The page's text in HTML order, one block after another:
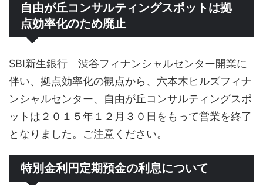
自由が丘コンサルティングスポットは拠
点効率化のため廃止
SBI新生銀行 渋谷フィナンシャルセンター開業に
伴い、拠点効率化の観点から、六本木ヒルズフィナ
ンシャルセンター、自由が丘コンサルティングスポ
ットは２０１５年１２月３０日をもって営業を終了
となりました。ご注意ください。
特別金利円定期預金の利息について